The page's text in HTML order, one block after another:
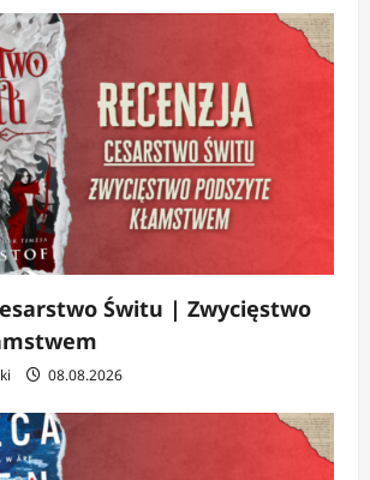
Świtu | Zwycięstwo
08.08.2026